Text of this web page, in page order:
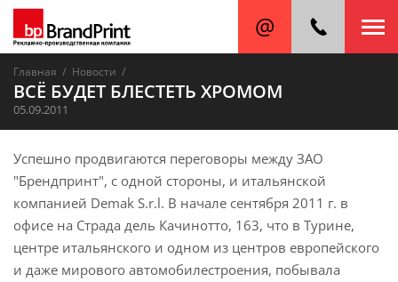
Главная / Новости /
ВСЁ БУДЕТ БЛЕСТЕТЬ ХРОМОМ
05.09.2011
Успешно продвигаются переговоры между ЗАО
"Брендпринт", с одной стороны, и итальянской
компанией Demak S.r.l. В начале сентября 2011 г. в
офисе на Страда дель Качинотто, 163, что в Турине,
центре итальянского и одном из центров европейского
и даже мирового автомобилестроения, побывала